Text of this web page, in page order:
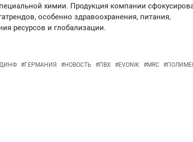
химии. Продукция компании
особенно здравоохранения, питания,
ресурсов и глобализации.
#ГЕРМАНИЯ #НОВОСТЬ #ПВХ #EVONIK #MRC #